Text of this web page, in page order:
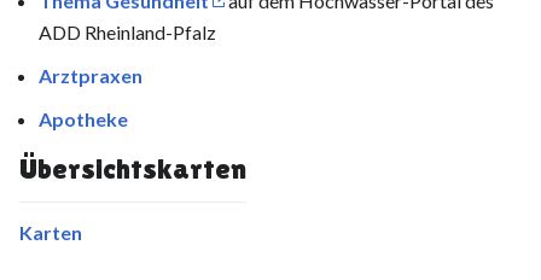
ADD Rheinland-Pfalz
Arztpraxen
Apotheke
Übersichtskarten
Karten